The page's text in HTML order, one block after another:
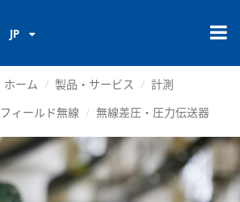
JP
ホーム 製品・サービス
計測
フィールド無線 無線差圧・圧力伝送器